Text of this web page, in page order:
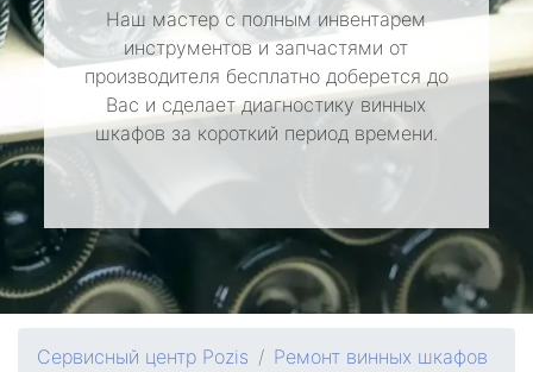
Наш мастер с полным инвентарем
инструментов и запчастями от
производителя бесплатно доберется до
Вас и сделает диагностику винных
шкафов за короткий период времени.
Сервисный центр Pozis
Ремонт винных шкафов